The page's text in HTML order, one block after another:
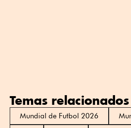
Temas relacionados
Mundial de Futbol 2026